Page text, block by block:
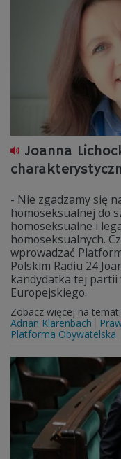
Joanna
- Nie zgadzamy się
homoseksualnej do
homoseksualne i
homoseksualnych.
wprowadzać
Polskim Radiu 24
kandydatka tej partii
Europejskiego.
Zobacz więcej na temat:
Adrian Klarenbach
Platforma Obywatelska